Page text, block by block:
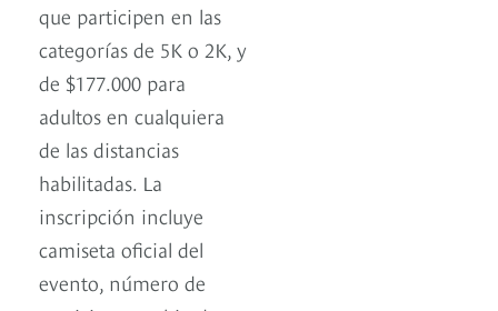
que participen en las
categorías de 5K o 2K, y
de $177.000 para
adultos en cualquiera
de las distancias
habilitadas. La
inscripción incluye
camiseta oficial del
evento, número de